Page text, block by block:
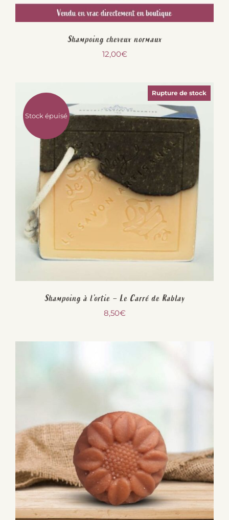
Shampoing cheveux normaux
12,00€
Stock épuisé
Rupture de stock
Shampoing à l’ortie – Le Carré de Rablay
8,50€